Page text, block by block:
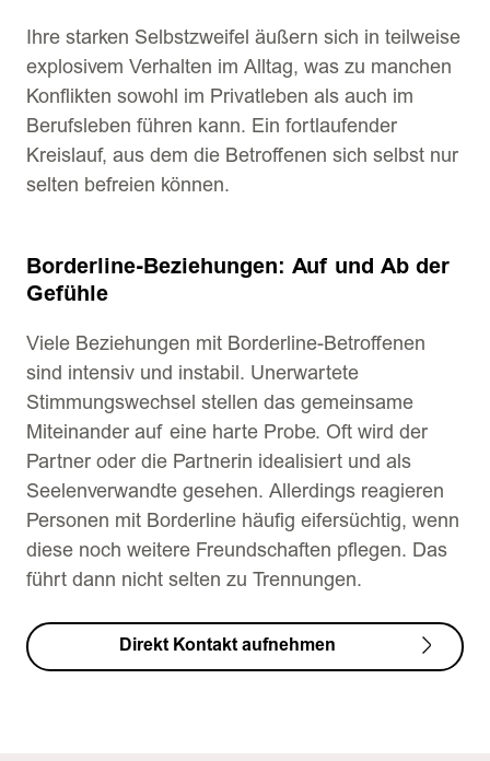
Ihre starken Selbstzweifel äußern sich in teilweise
explosivem Verhalten im Alltag, was zu manchen
Konflikten sowohl im Privatleben als auch im
Berufsleben führen kann. Ein fortlaufender
Kreislauf, aus dem die Betroffenen sich selbst nur
selten befreien können.
Borderline-Beziehungen: Auf und Ab der
Gefühle
Viele Beziehungen mit Borderline-Betroffenen
sind intensiv und instabil. Unerwartete
Stimmungswechsel stellen das gemeinsame
Miteinander auf eine harte Probe. Oft wird der
Partner oder die Partnerin idealisiert und als
Seelenverwandte gesehen. Allerdings reagieren
Personen mit Borderline häufig eifersüchtig, wenn
diese noch weitere Freundschaften pflegen. Das
führt dann nicht selten zu Trennungen.
Direkt Kontakt aufnehmen